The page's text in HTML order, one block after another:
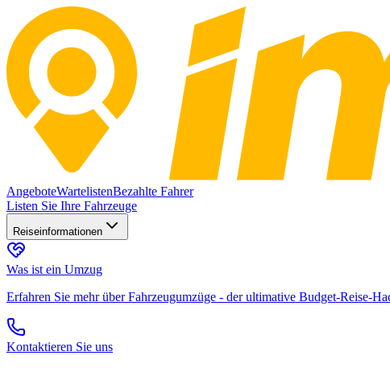
AngeboteWartelistenBezahlte Fahrer
Listen Sie Ihre Fahrzeuge
Reiseinformationen
Was ist ein Umzug
Erfahren Sie mehr über Fahrzeugumzüge - der ultimative Budget-Reise-
Kontaktieren Sie uns